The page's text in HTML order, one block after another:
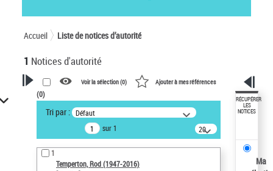
Accueil Liste de notices d’autorité
1 Notices d'autorité
VOTRE RECHERCHE
Recherche avancée dans les
notices d’autorité
Œuvres liées à l'auteur :
Temperton, Rod (1947-2016)
Voir la sélection (0) Ajouter à mes références
(0)
Tri par : Défaut
sur 1
20
résultats/page
1
Temperton, Rod (1947-2016)
RÉCUPÉRER
LES
NOTICES
Ma